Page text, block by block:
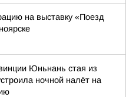
на выставку «Поезд
Юньнань стая из
ночной налёт на